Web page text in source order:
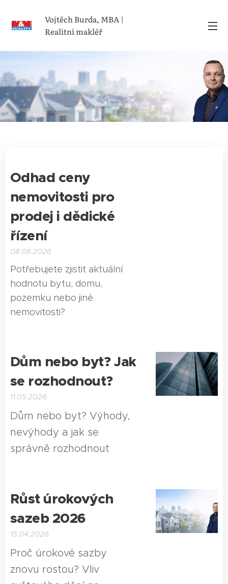
Vojtěch Burda, MBA |
Realitní makléř
Odhad ceny
nemovitosti pro
prodej i dědické
řízení
08.06.2026
Potřebujete zjistit aktuální
hodnotu bytu, domu,
pozemku nebo jiné
nemovitosti?
Dům nebo byt? Jak
se rozhodnout?
11.05.2026
Dům nebo byt? Výhody,
nevýhody a jak se
správně rozhodnout
Růst úrokových
sazeb 2026
15.04.2026
Proč úrokové sazby
znovu rostou? Vliv